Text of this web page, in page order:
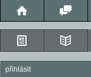
přihlásit